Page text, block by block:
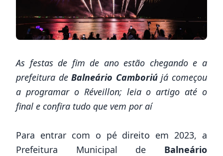
As festas de fim de ano estão chegando e a
prefeitura deBalneário Camboriújá começou
a programar o Réveillon; leia o artigo até o
final e confira tudo que vem por aí
Para entrar com o pé direito em 2023, a
Prefeitura Municipal de Balneário